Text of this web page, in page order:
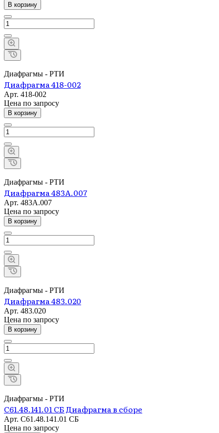
В корзину
Диафрагмы - РТИ
Диафрагма 418-002
Арт. 418-002
Цена по запросу
В корзину
Диафрагмы - РТИ
Диафрагма 483А.007
Арт. 483А.007
Цена по запросу
В корзину
Диафрагмы - РТИ
Диафрагма 483.020
Арт. 483.020
Цена по запросу
В корзину
Диафрагмы - РТИ
С61.48.141.01 СБ Диафрагма в сборе
Арт. С61.48.141.01 СБ
Цена по запросу